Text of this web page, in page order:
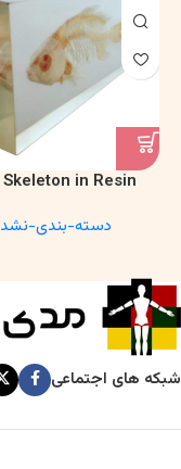
in Resin
Specimen
دسته-بندی-
شبکه های اجتماعی